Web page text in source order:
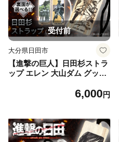
受付前
大分県日田市
【進撃の巨人】日田杉ストラ
ップ エレン 大山ダム グッズ
社丸記屋 [ARGH004]6,000円